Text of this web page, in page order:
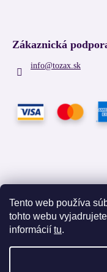
Tento web používa
tohto webu
informácií tu.
Zákaznická
info@tozax.sk
Facebook